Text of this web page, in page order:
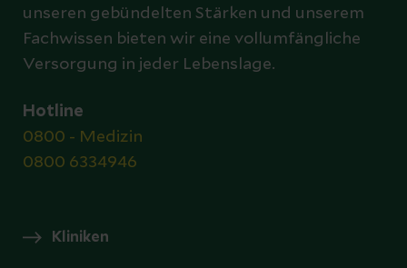
unseren gebündelten Stärken und unserem
Fachwissen bieten wir eine vollumfängliche
Versorgung in jeder Lebenslage.
Hotline
0800 - Medizin
0800 6334946
Kliniken